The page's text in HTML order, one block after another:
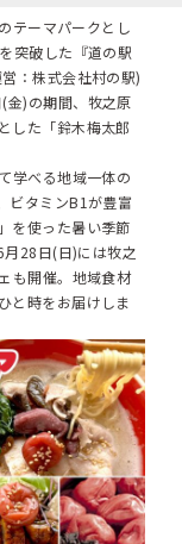
テーマパークとし
突破した『道の駅
：株式会社村の駅)
)の期間、牧之原
した「鈴木梅太郎
学べる地域一体の
ビタミンB1が豊富
を使った暑い季節
28日(日)には牧之
も開催。地域食材
と時をお届けしま